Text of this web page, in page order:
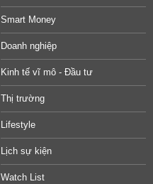
Smart Money
Doanh nghiệp
Kinh tế vĩ mô - Đầu tư
Thị trường
Lifestyle
Lịch sự kiện
Watch List